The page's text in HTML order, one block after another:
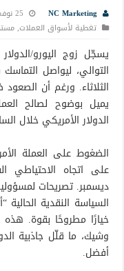
NC Marketing
25 نوفمبر, 2025 12:31 ص
تغطية لأسواق العملات,
يسجّل زوج اليورو/
الثلاثاء. ورغم أن
يميل بوضوح لصالح
الدولار الأمريكي خلال
الضغوط على العملة
على اتجاه الاحتياطي
ديسمبر. تصريحات
السياسة النقدية
خيارًا مطروحًا بقوة.
وشيك، ما قلّل جاذبية
أفضل.